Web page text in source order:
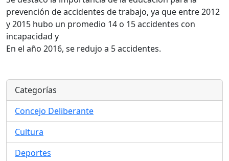
prevención de accidentes de trabajo, ya que entre 2012
y 2015 hubo un promedio 14 o 15 accidentes con
incapacidad y
En el año 2016, se redujo a 5 accidentes.
Categorías
Concejo Deliberante
Cultura
Deportes